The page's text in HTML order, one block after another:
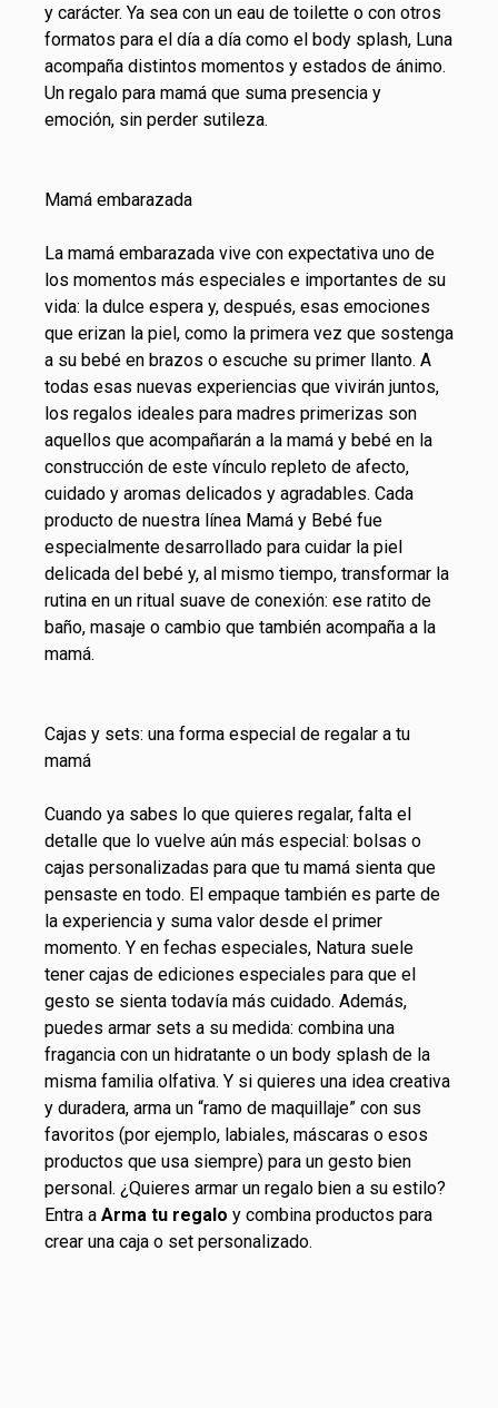
y carácter. Ya sea con un eau de toilette o con otros
formatos para el día a día como el body splash, Luna
acompaña distintos momentos y estados de ánimo.
Un regalo para mamá que suma presencia y
emoción, sin perder sutileza.
Mamá embarazada
La mamá embarazada vive con expectativa uno de
los momentos más especiales e importantes de su
vida: la dulce espera y, después, esas emociones
que erizan la piel, como la primera vez que sostenga
a su bebé en brazos o escuche su primer llanto. A
todas esas nuevas experiencias que vivirán juntos,
los regalos ideales para madres primerizas son
aquellos que acompañarán a la mamá y bebé en la
construcción de este vínculo repleto de afecto,
cuidado y aromas delicados y agradables. Cada
producto de nuestra línea Mamá y Bebé fue
especialmente desarrollado para cuidar la piel
delicada del bebé y, al mismo tiempo, transformar la
rutina en un ritual suave de conexión: ese ratito de
baño, masaje o cambio que también acompaña a la
mamá.
Cajas y sets: una forma especial de regalar a tu
mamá
Cuando ya sabes lo que quieres regalar, falta el
detalle que lo vuelve aún más especial: bolsas o
cajas personalizadas para que tu mamá sienta que
pensaste en todo. El empaque también es parte de
la experiencia y suma valor desde el primer
momento. Y en fechas especiales, Natura suele
tener cajas de ediciones especiales para que el
gesto se sienta todavía más cuidado. Además,
puedes armar sets a su medida: combina una
fragancia con un hidratante o un body splash de la
misma familia olfativa. Y si quieres una idea creativa
y duradera, arma un “ramo de maquillaje” con sus
favoritos (por ejemplo, labiales, máscaras o esos
productos que usa siempre) para un gesto bien
personal. ¿Quieres armar un regalo bien a su estilo?
Entra a Arma tu regalo y combina productos para
crear una caja o set personalizado.